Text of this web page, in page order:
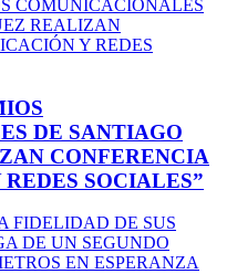
DE SANTIAGO
CONFERENCIA
SOCIALES”